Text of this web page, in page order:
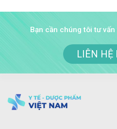
Bạn cần chúng tôi tư
LIÊN HỆ